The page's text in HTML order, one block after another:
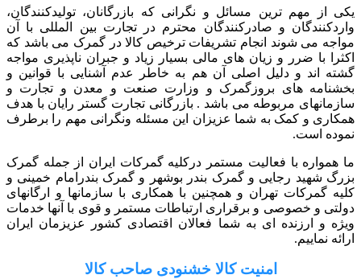
یکی از مهم ترین مسائل و نگرانی که بازرگانان، تولیدکنندگان،
واردکنندگان و صادرکنندگان محترم در تجارت بین المللی با آن
مواجه می شوند انجام تشریفات ترخیص کالا در گمرک می باشد که
اکثرا با ضرر و زیان های مالی بسیار زیاد و جبران ناپذیری مواجه
گشته اند و دلیل اصلی آن هم به خاطر عدم آشنایی با قوانین و
بخشنامه های بروزگمرک و وزارت صنعت و معدن و تجارت و
سازمانهای مربوطه می باشد . بازرگانی تجارت گستر رایان با هدف
همکاری و کمک به شما عزیزان این مسئله ونگرانی مهم را برطرف
نموده است.
ما همواره با فعالیت مستمر درکلیه گمرکات ایران از جمله گمرک
بزرگ شهید رجایی و گمرک بندر بوشهر و گمرک بندرامام خمینی و
کلیه گمرکات تهران و همچنین با همکاری با سازمانها و ارگانهای
دولتی و خصوصی و برقراری ارتباطات مستمر و قوی با آنها خدمات
ویژه و ارزنده ای به شما فعالان اقتصادی کشور عزیزمان ایران
ارائه نماییم.
امنیت کالا خشنودی صاحب کالا